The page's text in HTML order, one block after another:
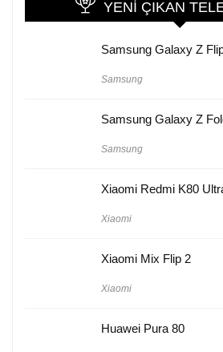
YENI ÇIKAN
Samsung Galaxy Z
Samsung
Samsung Galaxy Z
Samsung
Xiaomi Redmi K80
Xiaomi
Xiaomi Mix Flip 2
Xiaomi
Huawei Pura 80